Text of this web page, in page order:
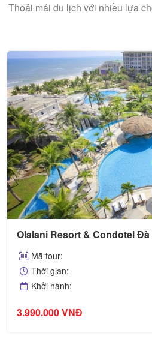
Thoải mái du lịch với nhiều lựa
Olalani Resort & Condotel Đà
Mã tour:
Thời gian:
Khởi hành:
3.990.000 VNĐ